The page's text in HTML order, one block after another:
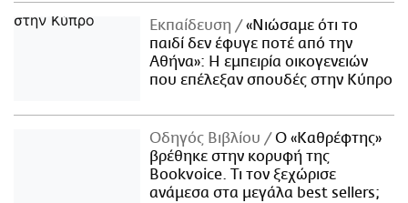
Εκπαίδευση
«Νιώσαμε ότι το
παιδί δεν έφυγε ποτέ από την
Αθήνα»: Η εμπειρία οικογενειών
που επέλεξαν σπουδές στην Κύπρο
Οδηγός Βιβλίου
Ο «Καθρέφτης»
βρέθηκε στην κορυφή της
Bookvoice. Τι τον ξεχώρισε
ανάμεσα στα μεγάλα best sellers;